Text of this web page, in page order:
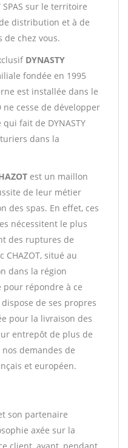
SPAS sur le territoire
distribution et à de
de chez vous.
DYNASTY
fondée en 1995
est installée dans le
ne cesse de développer
fait de DYNASTY
dans la
est un maillon
de leur métier
des spas. En effet, ces
nécessitent le plus
des ruptures de
CHAZOT, situé au
dans la région
pour répondre à ce
de ses propres
pour la livraison des
entrepôt de plus de
demandes de
et européen.
son partenaire
axée sur la